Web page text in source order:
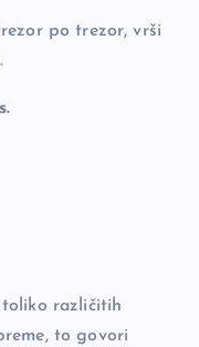
po trezor, vrši
različitih
to govori